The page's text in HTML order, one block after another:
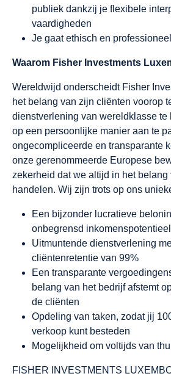
publiek dankzij je flexibele
vaardigheden
Je gaat ethisch en
Waarom Fisher Investments
Wereldwijd onderscheidt Fisher
het belang van zijn cliënten voorop
dienstverlening van wereldklasse te
op een persoonlijke manier aan te
ongecompliceerde en transparante
onze gerenommeerde Europese
zekerheid dat we altijd in het belang
handelen. Wij zijn trots op ons
Een bijzonder lucratieve
onbegrensd inkomenspotentieel
Uitmuntende dienstverlening
cliëntenretentie van 99%
Een transparante
belang van het bedrijf afstemt
de cliënten
Opdeling van taken, zodat jij
verkoop kunt besteden
Mogelijkheid om voltijds van
FISHER INVESTMENTS